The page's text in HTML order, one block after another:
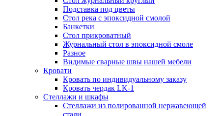
Подставка под цветы
Стол река с эпоксидной смолой
Банкетки
Стол прикроватный
Журнальный стол в эпоксидной смоле
Разное
Видимые сварные швы нашей мебели
Кровати
Кровать по индивидуальному заказу
Кровать чердак LK-1
Стеллажи и шкафы
Стеллажи из полированной нержавеющей
стали